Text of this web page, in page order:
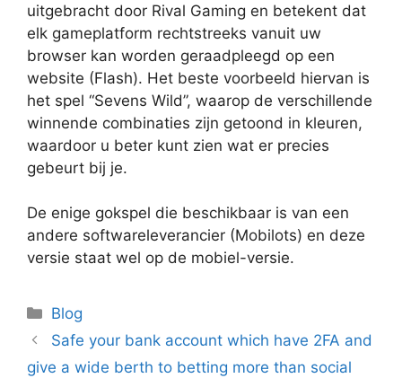
uitgebracht door Rival Gaming en betekent dat
elk gameplatform rechtstreeks vanuit uw
browser kan worden geraadpleegd op een
website (Flash). Het beste voorbeeld hiervan is
het spel “Sevens Wild”, waarop de verschillende
winnende combinaties zijn getoond in kleuren,
waardoor u beter kunt zien wat er precies
gebeurt bij je.
De enige gokspel die beschikbaar is van een
andere softwareleverancier (Mobilots) en deze
versie staat wel op de mobiel-versie.
Categories
Blog
Safe your bank account which have 2FA and
give a wide berth to betting more than social